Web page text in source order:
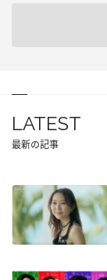
LATEST
最新の記事